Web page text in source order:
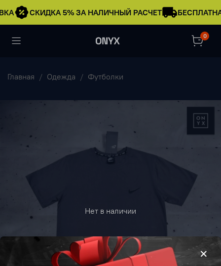
СКИДКА 5% ЗА НАЛИЧНЫЙ РАСЧЕТ
0
Главная Одежда Футболки
Нет в наличии